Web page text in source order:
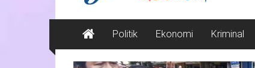
Timur
Media
Online
Jawa
Politik Ekonomi Kriminal